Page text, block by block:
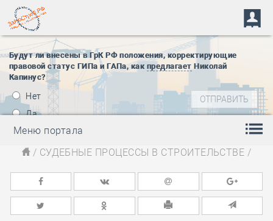
Будут ли внесены в ГрК РФ положения, корректирующие
правовой статус ГИПа и ГАПа, как предлагает Николай
Капинус?
Нет
Да
Меню портала
/ СУДЕБНЫЕ ПРОЦЕССЫ В СТРОИТЕЛЬСТВЕ /